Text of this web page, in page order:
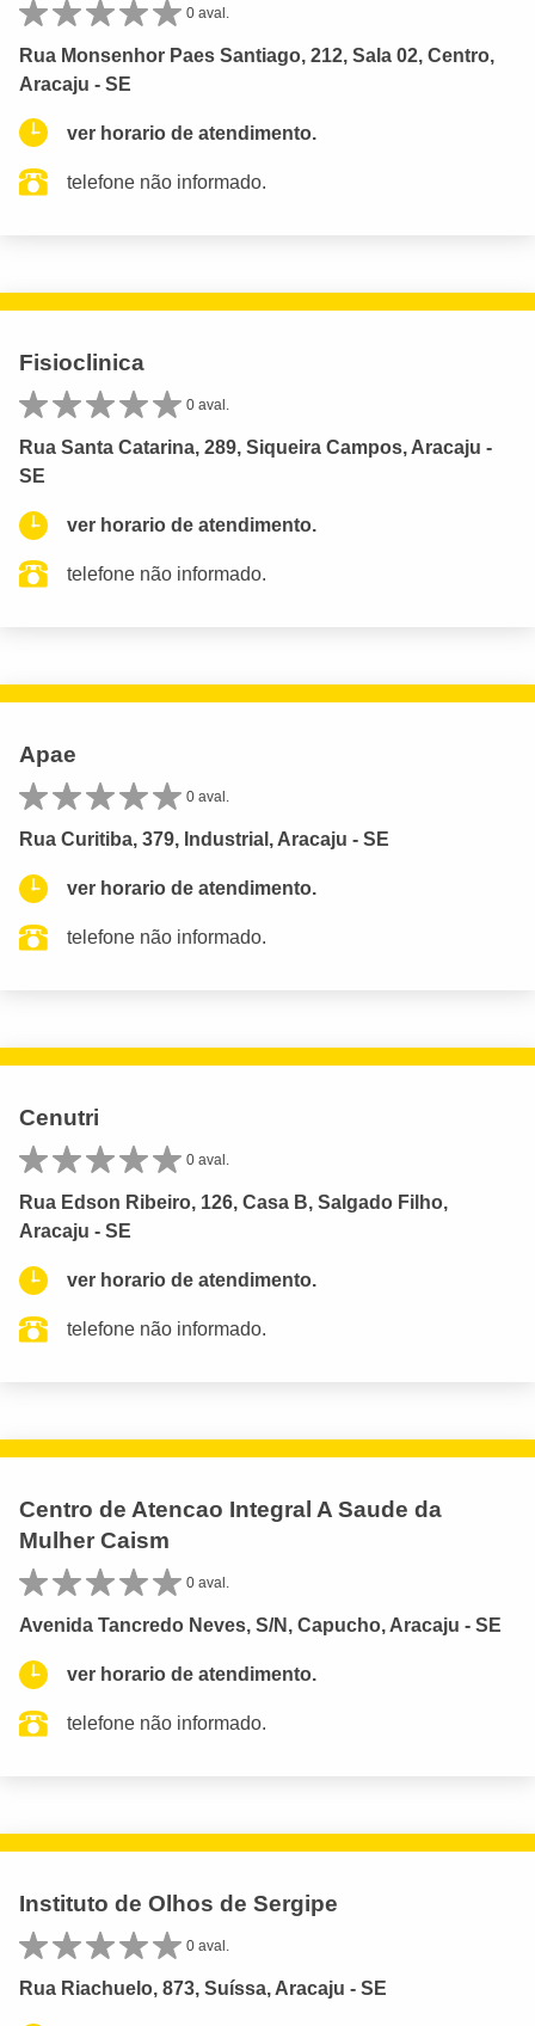
0 aval.
Rua Monsenhor Paes Santiago, 212, Sala 02, Centro,
Aracaju - SE
ver horario de atendimento.
telefone não informado.
Fisioclinica
0 aval.
Rua Santa Catarina, 289, Siqueira Campos, Aracaju -
SE
ver horario de atendimento.
telefone não informado.
Apae
0 aval.
Rua Curitiba, 379, Industrial, Aracaju - SE
ver horario de atendimento.
telefone não informado.
Cenutri
0 aval.
Rua Edson Ribeiro, 126, Casa B, Salgado Filho,
Aracaju - SE
ver horario de atendimento.
telefone não informado.
Centro de Atencao Integral A Saude da
Mulher Caism
0 aval.
Avenida Tancredo Neves, S/N, Capucho, Aracaju - SE
ver horario de atendimento.
telefone não informado.
Instituto de Olhos de Sergipe
0 aval.
Rua Riachuelo, 873, Suíssa, Aracaju - SE